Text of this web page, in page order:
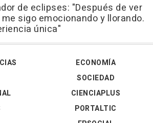
de eclipses: "Después de ver
sigo emocionando y llorando.
única"
ECONOMÍA
SOCIEDAD
CIENCIAPLUS
PORTALTIC